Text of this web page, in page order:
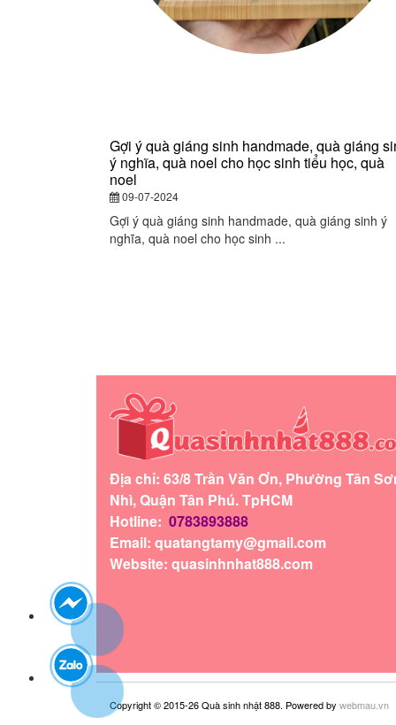
Gợi ý quà giáng sinh handmade, quà giáng
ý nghĩa, quà noel cho học sinh tiểu học, quà
noel
09-07-2024
Gợi ý quà giáng sinh handmade, quà giáng sinh ý
nghĩa, quà noel cho học sinh ...
Địa chỉ: 63/8 Trần Văn Ơn, Phường Tân
Nhì, Quận Tân Phú. TpHCM
Hotline: 0783893888
Email: quatangtamy@gmail.com
Website: quasinhnhat888.com
Copyright © 2015-26 Quà sinh nhật 888. Powered by webmau.vn